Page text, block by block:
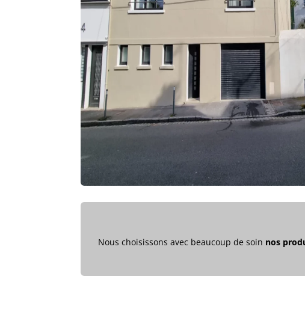
Nous choisissons avec beaucoup de soin nos